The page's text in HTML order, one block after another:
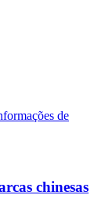
de
chinesas